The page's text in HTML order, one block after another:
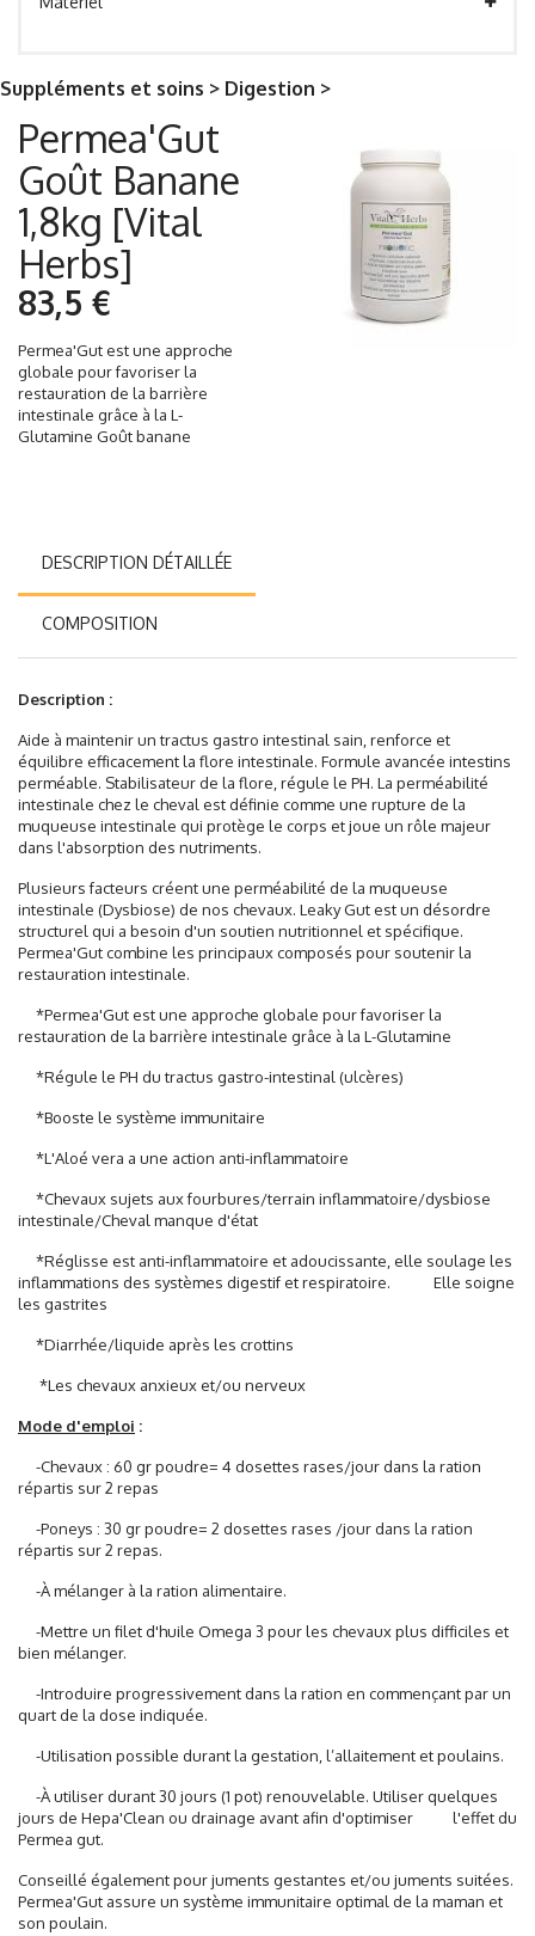
Suppléments et soins > Digestion >
Permea'Gut
Goût Banane
1,8kg [Vital
Herbs]
83,5 €
Permea'Gut est une approche
globale pour favoriser la
restauration de la barrière
intestinale grâce à la L-
Glutamine Goût banane
DESCRIPTION DÉTAILLÉE
COMPOSITION
Description :
Aide à maintenir un tractus gastro intestinal sain, renforce et
équilibre efficacement la flore intestinale. Formule avancée intestins
perméable. Stabilisateur de la flore, régule le PH. La perméabilité
intestinale chez le cheval est définie comme une rupture de la
muqueuse intestinale qui protège le corps et joue un rôle majeur
dans l'absorption des nutriments.
Plusieurs facteurs créent une perméabilité de la muqueuse
intestinale (Dysbiose) de nos chevaux. Leaky Gut est un désordre
structurel qui a besoin d'un soutien nutritionnel et spécifique.
Permea'Gut combine les principaux composés pour soutenir la
restauration intestinale.
*Permea'Gut est une approche globale pour favoriser la
restauration de la barrière intestinale grâce à la L-Glutamine
*Régule le PH du tractus gastro-intestinal (ulcères)
*Booste le système immunitaire
*L'Aloé vera a une action anti-inflammatoire
*Chevaux sujets aux fourbures/terrain inflammatoire/dysbiose
intestinale/Cheval manque d'état
*Réglisse est anti-inflammatoire et adoucissante, elle soulage les
inflammations des systèmes digestif et respiratoire. Elle soigne
les gastrites
*Diarrhée/liquide après les crottins
*Les chevaux anxieux et/ou nerveux
Mode d'emploi :
-Chevaux : 60 gr poudre= 4 dosettes rases/jour dans la ration
répartis sur 2 repas
-Poneys : 30 gr poudre= 2 dosettes rases /jour dans la ration
répartis sur 2 repas.
-À mélanger à la ration alimentaire.
-Mettre un filet d'huile Omega 3 pour les chevaux plus difficiles et
bien mélanger.
-Introduire progressivement dans la ration en commençant par un
quart de la dose indiquée.
-Utilisation possible durant la gestation, l’allaitement et poulains.
-À utiliser durant 30 jours (1 pot) renouvelable. Utiliser quelques
jours de Hepa'Clean ou drainage avant afin d'optimiser l'effet du
Permea gut.
Conseillé également pour juments gestantes et/ou juments suitées.
Permea'Gut assure un système immunitaire optimal de la maman et
son poulain.